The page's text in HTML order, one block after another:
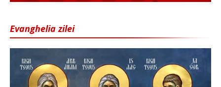
Evanghelia zilei